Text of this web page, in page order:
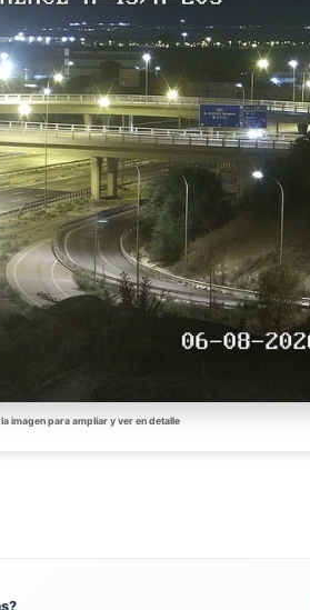
la imagen para ampliar y ver en detalle